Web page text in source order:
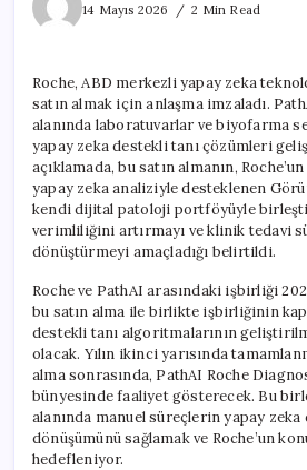
14 Mayıs 2026
2 Min Read
Roche, ABD merkezli yapay zeka
satın almak için anlaşma imzaladı.
alanında laboratuvarlar ve biyofarma
yapay zeka destekli tanı çözümleri
açıklamada, bu satın almanın,
yapay zeka analiziyle desteklenen
kendi dijital patoloji portföyüyle
verimliliğini artırmayı ve klinik tedavi
dönüştürmeyi amaçladığı belirtildi.
Roche ve PathAI arasındaki işbirliği
bu satın alma ile birlikte işbirliğinin
destekli tanı algoritmalarının
olacak. Yılın ikinci yarısında
alma sonrasında, PathAI Roche
bünyesinde faaliyet gösterecek. Bu
alanında manuel süreçlerin yapay zeka
dönüşümünü sağlamak ve Roche’un
hedefleniyor.